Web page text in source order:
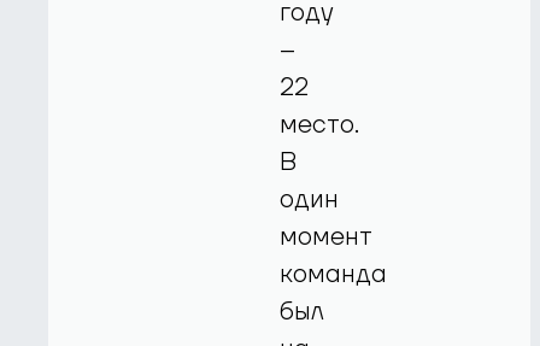
году
–
22
место.
В
один
момент
команда
был